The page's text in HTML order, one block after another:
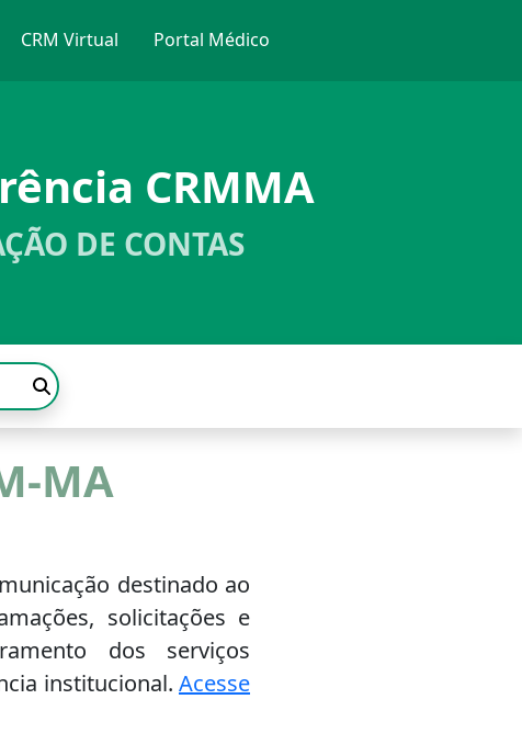
CRM Virtual Portal Médico
CRMMA
DE CONTAS
MA
destinado ao
solicitações e
dos serviços
institucional. Acesse